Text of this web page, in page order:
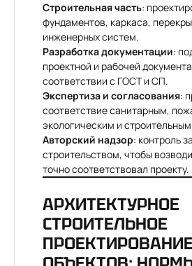
Строительная часть:
фундаментов, каркаса,
инженерных систем.
Разработка документации:
проектной и рабочей
соответствии с ГОСТ и СП.
Экспертиза и согласования:
соответствие санитарным,
экологическим и
Авторский надзор: контроль за
строительством, чтобы
точно соответствовал проекту.
АРХИТЕКТУРНОЕ
СТРОИТЕЛЬНОЕ